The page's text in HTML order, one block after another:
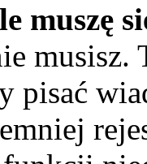
muszę
musisz.
pisać